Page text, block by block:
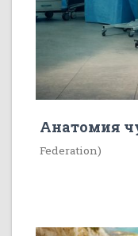
Анатомия
Federation)